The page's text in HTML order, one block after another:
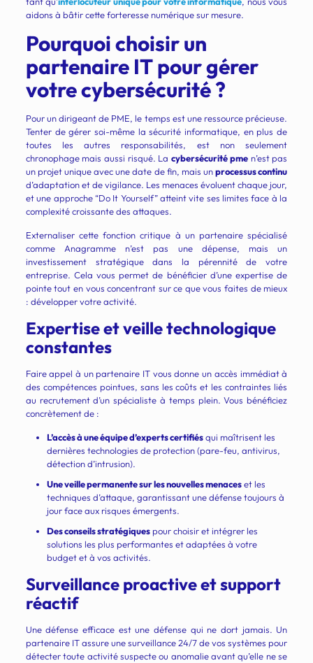
aidons à bâtir cette forteresse numérique sur mesure.
Pourquoi choisir un
partenaire IT pour gérer
votre cybersécurité ?
Pour un dirigeant de PME, le temps est une ressource précieuse.
Tenter de gérer soi-même la sécurité informatique, en plus de
toutes les autres responsabilités, est non seulement
chronophage mais aussi risqué. Lacybersécurité pmen’est pas
un projet unique avec une date de fin, mais unprocessus continu
d’adaptation et de vigilance. Les menaces évoluent chaque jour,
et une approche “Do It Yourself” atteint vite ses limites face à la
complexité croissante des attaques.
Externaliser cette fonction critique à un partenaire spécialisé
comme Anagramme n’est pas une dépense, mais un
investissement stratégique dans la pérennité de votre
entreprise. Cela vous permet de bénéficier d’une expertise de
pointe tout en vous concentrant sur ce que vous faites de mieux
: développer votre activité.
Expertise et veille technologique
constantes
Faire appel à un partenaire IT vous donne un accès immédiat à
des compétences pointues, sans les coûts et les contraintes liés
au recrutement d’un spécialiste à temps plein. Vous bénéficiez
concrètement de :
L’accès à une équipe d’experts certifiésqui maîtrisent les
dernières technologies de protection (pare-feu, antivirus,
détection d’intrusion).
Une veille permanente sur les nouvelles menaceset les
techniques d’attaque, garantissant une défense toujours à
jour face aux risques émergents.
Des conseils stratégiquespour choisir et intégrer les
solutions les plus performantes et adaptées à votre
budget et à vos activités.
Surveillance proactive et support
réactif
Une défense efficace est une défense qui ne dort jamais. Un
partenaire IT assure une surveillance 24/7 de vos systèmes pour
détecter toute activité suspecte ou anomalie avant qu’elle ne se